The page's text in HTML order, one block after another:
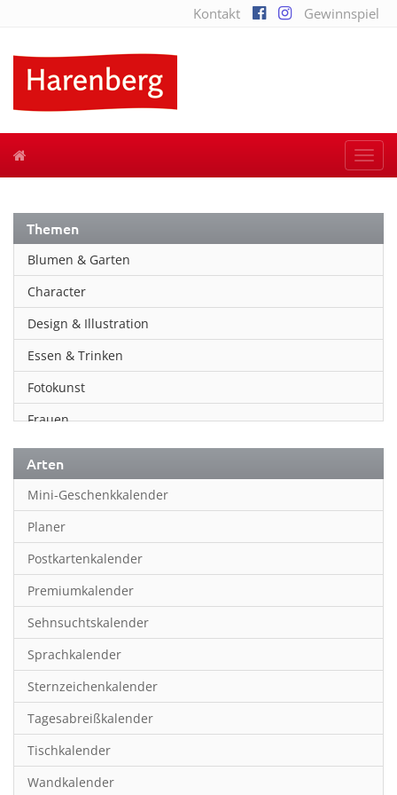
Kontakt Gewinnspiel
Themen
Blumen & Garten
Character
Design & Illustration
Essen & Trinken
Fotokunst
Frauen
Fußball
Geschichte
Humor & Cartoon
Inspiration & Entspannung
Inspiration & Spiritualität
Kinderkalender
Kunst
Länder & Städte
Landschaft & Natur
Lifestyle
Literatur
Arten
Mini-Geschenkkalender
Planer
Postkartenkalender
Premiumkalender
Sehnsuchtskalender
Sprachkalender
Sternzeichenkalender
Tagesabreißkalender
Tischkalender
Wandkalender